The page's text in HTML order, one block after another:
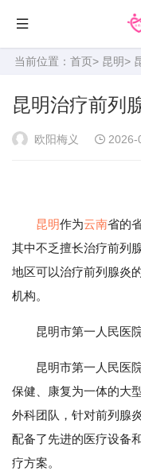
当前位置： 首页> 昆明>
昆明治疗前列
欧阳梅义 2026-
昆明作为云南省的
其中不乏擅长治疗前列
地区可以治疗前列腺炎
机构。
昆明市第一人民医
昆明市第一人民医
保健、康复为一体的大
外科团队，针对前列腺
配备了先进的医疗设备
疗方案。